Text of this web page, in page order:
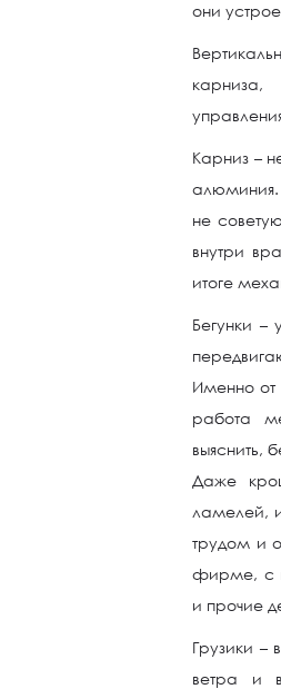
они
карниза,
Карниз –
алюминия.
не
внутри
итоге
Бегунки –
Именно от
работа
выяснить,
Даже
ламелей,
трудом и
фирме, с
и прочие
Грузики –
ветра и